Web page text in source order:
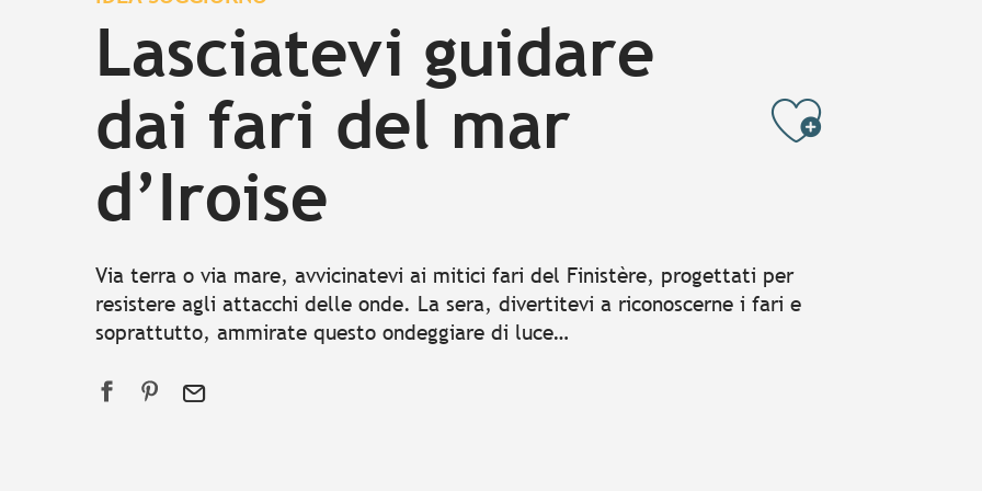
Lasciatevi guidare
dai fari del mar
d’Iroise
Via terra o via mare, avvicinatevi ai mitici fari del Finistère, progettati per
resistere agli attacchi delle onde. La sera, divertitevi a riconoscerne i fari e
soprattutto, ammirate questo ondeggiare di luce…